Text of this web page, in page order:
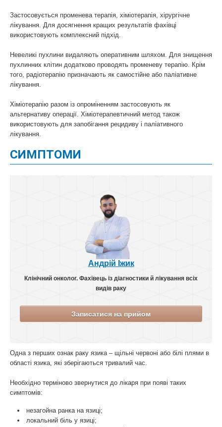
Застосовується променева терапія, хіміотерапія, хірургічне
лікування. Для досягнення кращих результатів фахівці
використовують комплексний підхід.
Невеликі пухлини видаляють оперативним шляхом. Для знищення
пухлинних клітин додатково проводять променеву терапію. Крім
того, радіотерапію призначають як самостійне або паліативне
лікування.
Хіміотерапію разом із опроміненням застосовують як
альтернативу операції. Хіміотерапевтичний метод також
використовують для запобігання рецидиву і паліативного
лікування.
СИМПТОМИ
Андрій Іжик
Клінічний онколог. Фахівець із діагностики й лікування всіх
видів раку
Записатися на прийом
Одна з перших ознак раку язика – щільні червоні або білі плями в
області язика, які зберігаються тривалий час.
Необхідно терміново звернутися до лікаря при появі таких
симптомів:
незагойна ранка на язиці;
локальний біль у язиці;